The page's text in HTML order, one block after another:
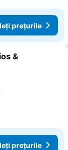
prețurile
&
prețurile